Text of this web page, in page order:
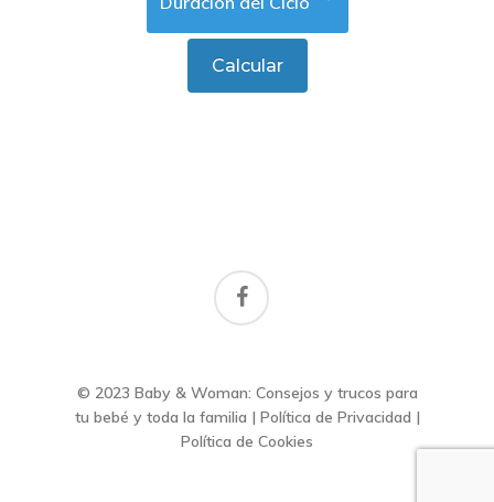
facebook
© 2023 Baby & Woman: Consejos y trucos para
tu bebé y toda la familia | Política de Privacidad |
Política de Cookies